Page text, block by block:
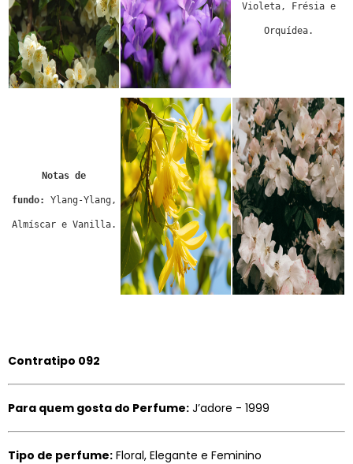
Violeta, Frésia e
Orquídea.
Notas de
fundo: Ylang-Ylang,
Almíscar e Vanilla.
Contratipo 092
Para quem gosta do Perfume: J’adore - 1999
Tipo de perfume: Floral, Elegante e Feminino